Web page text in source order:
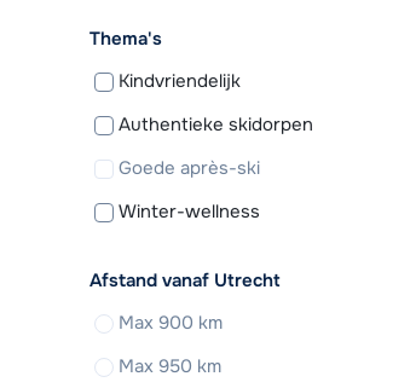
Thema's
Kindvriendelijk
Authentieke skidorpen
Goede après-ski
Winter-wellness
Afstand vanaf Utrecht
Max 900 km
Max 950 km